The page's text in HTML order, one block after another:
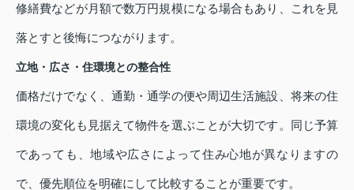
修繕費などが月額で数万円規模になる場合もあり、これを見
落とすと後悔につながります。
立地・広さ・住環境との整合性
価格だけでなく、通勤・通学の便や周辺生活施設、将来の住
環境の変化も見据えて物件を選ぶことが大切です。同じ予算
であっても、地域や広さによって住み心地が異なりますの
で、優先順位を明確にして比較することが重要です。